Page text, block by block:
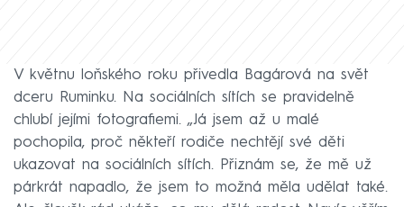
V květnu loňského roku přivedla Bagárová na svět
dceru Ruminku. Na sociálních sítích se pravidelně
chlubí jejími fotografiemi. „Já jsem až u malé
pochopila, proč někteří rodiče nechtějí své děti
ukazovat na sociálních sítích. Přiznám se, že mě už
párkrát napadlo, že jsem to možná měla udělat také.